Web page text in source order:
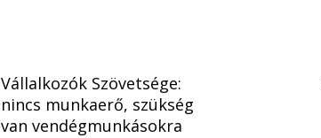
Vállalkozók Szövetsége:
nincs munkaerő, szükség
van vendégmunkásokra